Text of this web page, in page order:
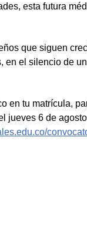
esta futura
que siguen
el silencio de
en tu matrícula,
jueves 6 de